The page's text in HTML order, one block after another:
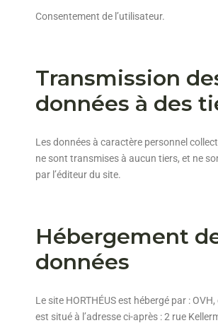
Consentement de l’utilisateur.
Transmission
données à des
Les données à caractère personnel
ne sont transmises à aucun tiers, et ne
par l’éditeur du site.
Hébergement
données
Le site HORTHÉUS est hébergé par :
est situé à l’adresse ci-après : 2 rue